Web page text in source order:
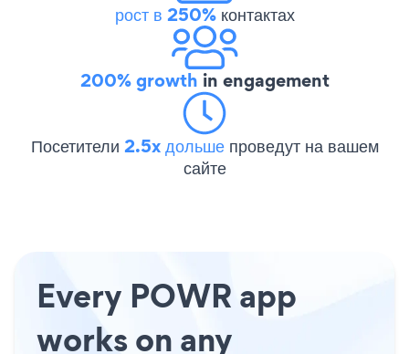
рост в 250%контактах
200% growth in engagement
Посетители 2.5x дольше проведут на вашем
сайте
Every POWR app
works on any